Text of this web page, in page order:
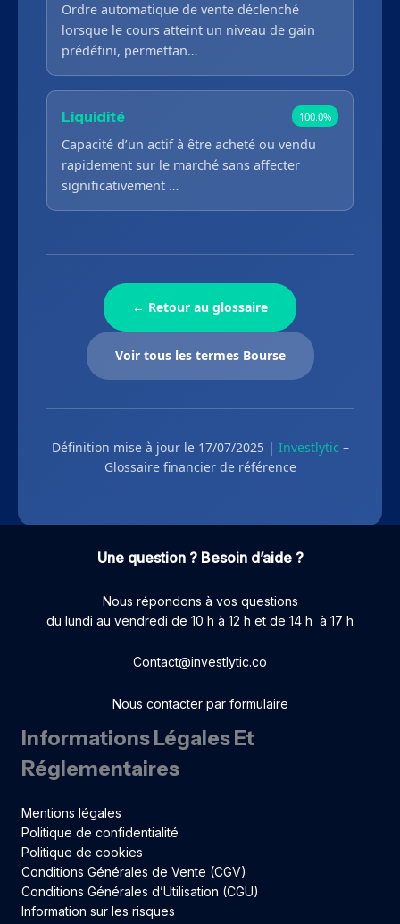
Ordre automatique de vente déclenché
lorsque le cours atteint un niveau de gain
prédéfini, permettan…
Liquidité 100.0%
Capacité d’un actif à être acheté ou vendu
rapidement sur le marché sans affecter
significativement …
← Retour au glossaire
Voir tous les termes Bourse
Définition mise à jour le 17/07/2025 | Investlytic –
Glossaire financier de référence
Une question ? Besoin d’aide ?
Nous répondons à vos questions
du lundi au vendredi de 10 h à 12 h et de 14 h à 17 h
Contact@investlytic.co
Nous contacter par formulaire
Informations Légales Et
Réglementaires
Mentions légales
Politique de confidentialité
Politique de cookies
Conditions Générales de Vente (CGV)
Conditions Générales d’Utilisation (CGU)
Information sur les risques